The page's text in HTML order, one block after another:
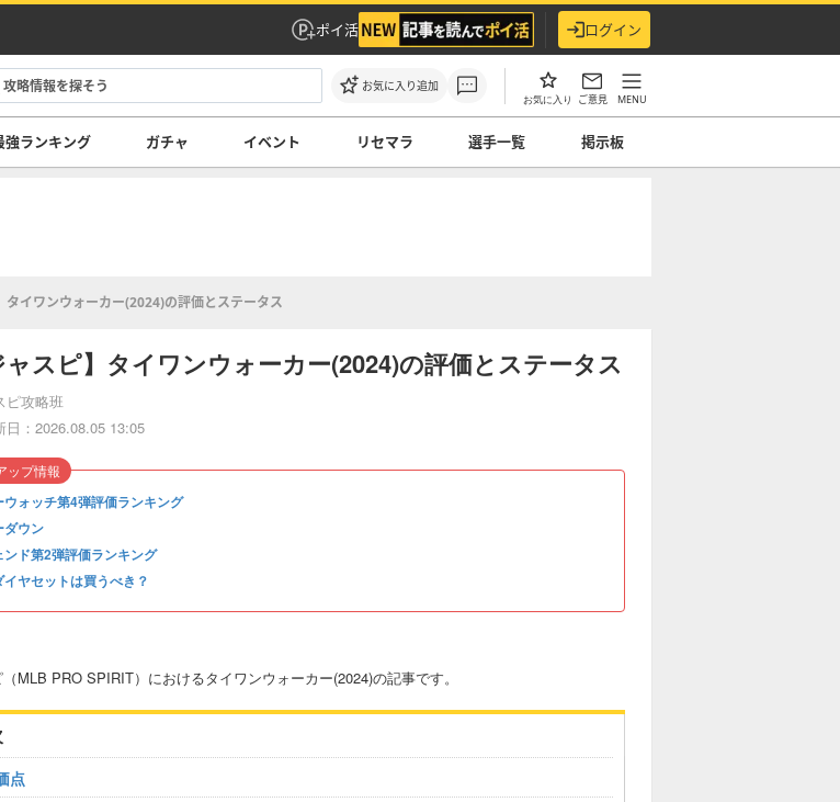
ポイ活 ログイン
お気に入り追加
お気に入り ご意見 MENU
強ランキング ガチャ イベント リセマラ 選手一覧 掲示板
タイワンウォーカー(2024)の評価とステータス
ャスピ】タイワンウォーカー(2024)の評価とステータス
ピ攻略班
日：2026.08.05 13:05
ウォッチ第4弾評価ランキング
ダウン
ンド第2弾評価ランキング
イヤセットは買うべき？
ップ情報
MLB PRO SPIRIT）におけるタイワンウォーカー(2024)の記事です。
点